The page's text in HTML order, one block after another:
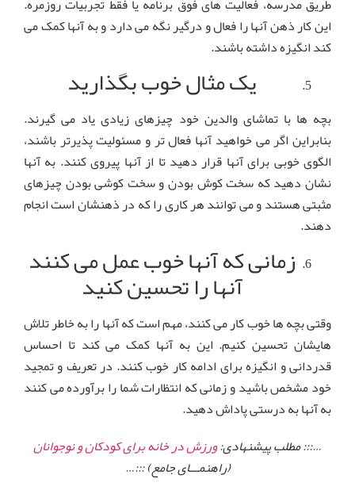
این کار ذهن آنها را فعال و درگیر نگه می دارد و به آنها کمک می
کند انگیزه داشته باشند.
یک مثال خوب بگذارید
بچه ها با تماشای والدین خود چیزهای زیادی یاد می گیرند.
بنابراین اگر می خواهید آنها فعال تر و مسئولیت پذیرتر باشند،
الگوی خوبی برای آنها قرار دهید تا از آنها پیروی کنند. به آنها
نشان دهید که سخت کوش بودن و سخت کوشی بودن چیزهای
مثبتی هستند و می توانند هر کاری را که در ذهنشان است انجام
دهند.
زمانی که آنها خوب عمل می کنند
آنها را تحسین کنید
وقتی بچه ها خوب کار می کنند، مهم است که آنها را به خاطر تلاش
هایشان تحسین کنیم. این به آنها کمک می کند تا احساس
قدردانی و انگیزه برای ادامه کار خوب کنند. در تعریف و تمجید
خود مشخص باشید و زمانی که انتظارات شما را برآورده می کنند
به آنها به درستی پاداش دهید.
…::: مطلب پیشنهادی:ورزش در خانه برای کودکان و نوجوانان
(راهنمـــای جامع) :::…